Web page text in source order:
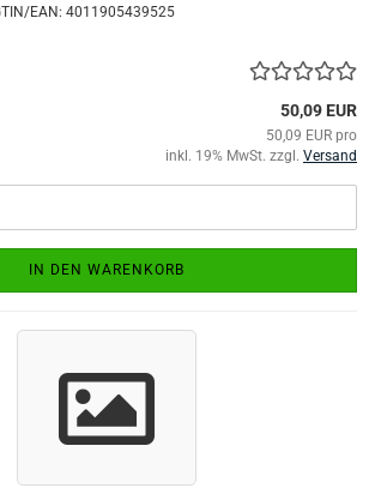
EAN: 4011905439525
50,09 EUR
50,09 EUR pro
inkl. 19% MwSt. zzgl. Versand
IN DEN WARENKORB